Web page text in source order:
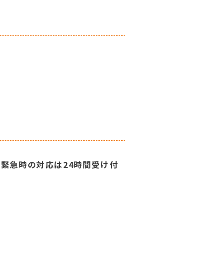
急時の対応は24時間受け付